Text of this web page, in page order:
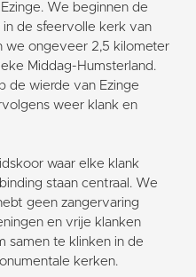
We beginnen de
de sfeervolle kerk van
we ongeveer 2,5 kilometer
Middag-Humsterland.
de wierde van Ezinge
weer klank en
waar elke klank
staan centraal. We
geen zangervaring
en vrije klanken
samen te klinken in de
kerken.